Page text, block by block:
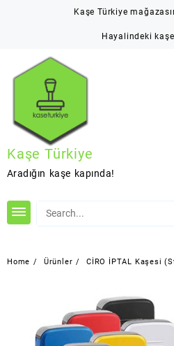
Kaşe Türkiye
Hayalindeki
Kaşe Türkiye
Aradığın kaşe kapında!
Home Ürünler CİRO İPTAL Kaşesi